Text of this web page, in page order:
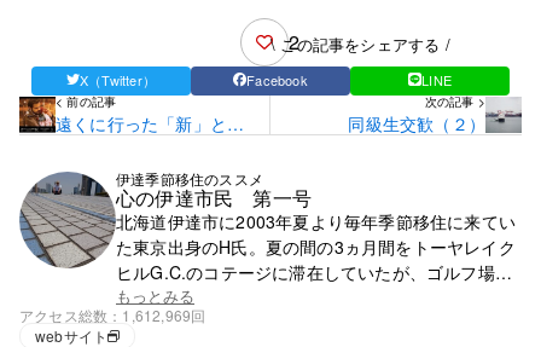
2
\ この記事をシェアする /
X（Twitter） Facebook LINE
< 前の記事
遠くに行った「新」とい
う文字
次の記事 >
同級生交歓（２）
伊達季節移住のススメ
心の伊達市民 第一号
北海道伊達市に2003年夏より毎年季節移住に来てい
た東京出身のH氏。夏の間の3ヵ月間をトーヤレイク
ヒルG.C.のコテージに滞在していたが、ゴルフ場の
閉鎖で滞在先を失う。それ以降は行く先が無く、都
心で徘徊の毎日。
もっとみる
アクセス総数
1,612,969回
webサイト